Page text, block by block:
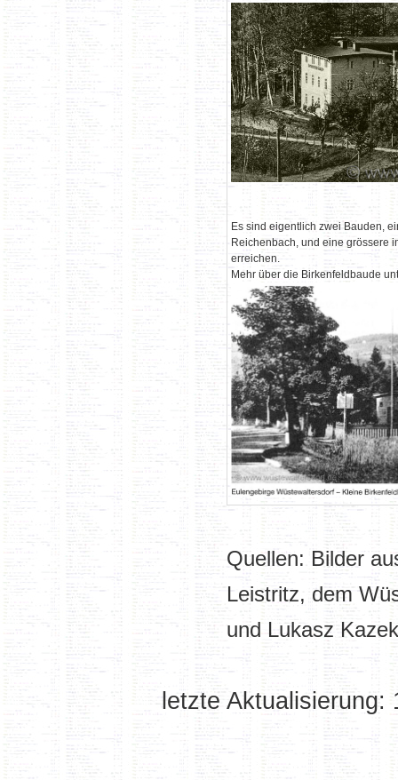
Es sind eigentlich zwei Bauden,
Reichenbach, und eine grössere
erreichen.
Mehr über die Birkenfeldbaude
Quellen: Bilder
Leistritz, dem
und Lukasz Kazek
letzte Aktualisierung: